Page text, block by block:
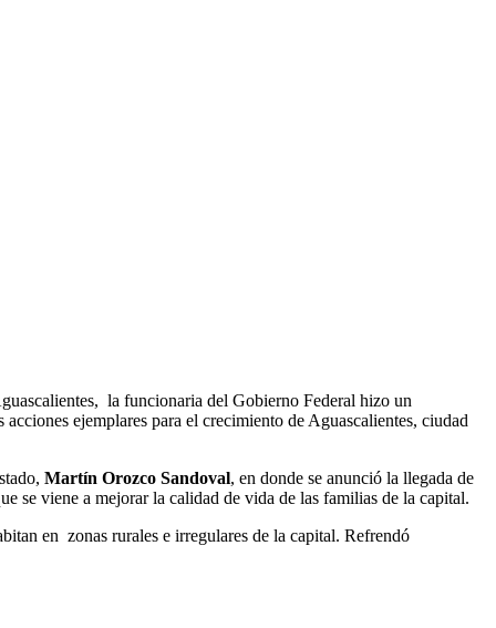
la funcionaria del Gobierno Federal hizo un
ejemplares para el crecimiento de Aguascalientes, ciudad
Martín Orozco Sandoval, en donde se anunció la llegada de
se viene a mejorar la calidad de vida de las familias de la capital.
en zonas rurales e irregulares de la capital. Refrendó